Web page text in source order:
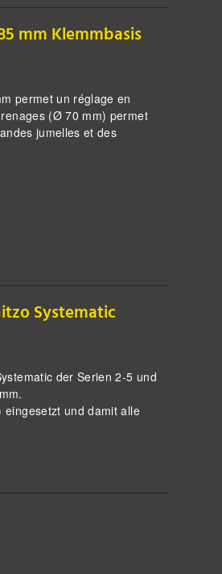
mm Klemmbasis
permet un réglage en
(Ø 70 mm) permet
jumelles et des
Systematic
der Serien 2-5 und
und damit alle